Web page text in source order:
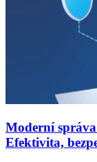
Moderní
Efektivita,